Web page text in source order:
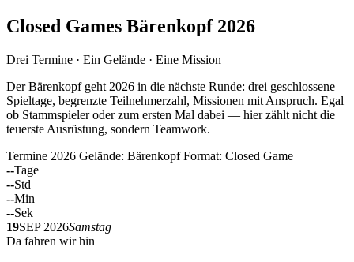
Closed Games Bärenkopf 2026
Drei Termine · Ein Gelände · Eine Mission
Der Bärenkopf geht 2026 in die nächste Runde: drei geschlossene
Spieltage, begrenzte Teilnehmerzahl, Missionen mit Anspruch. Egal
ob Stammspieler oder zum ersten Mal dabei — hier zählt nicht die
teuerste Ausrüstung, sondern Teamwork.
Termine 2026 Gelände: Bärenkopf Format: Closed Game
--Tage
--Std
--Min
--Sek
19SEP 2026Samstag
Da fahren wir hin